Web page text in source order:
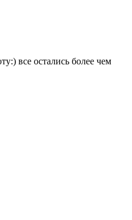
все остались более чем